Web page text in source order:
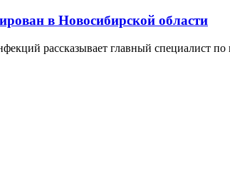
в Новосибирской области
рассказывает главный специалист